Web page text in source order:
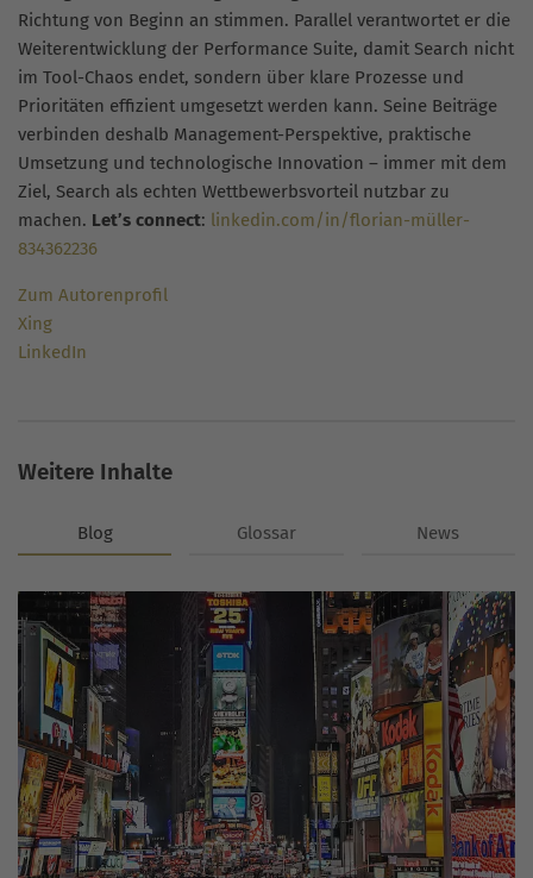
Richtung von Beginn an stimmen. Parallel verantwortet er die
Weiterentwicklung der Performance Suite, damit Search nicht
im Tool-Chaos endet, sondern über klare Prozesse und
Prioritäten effizient umgesetzt werden kann. Seine Beiträge
verbinden deshalb Management-Perspektive, praktische
Umsetzung und technologische Innovation – immer mit dem
Ziel, Search als echten Wettbewerbsvorteil nutzbar zu
machen. Let’s connect: linkedin.com/in/florian-müller-
834362236
Zum Autorenprofil
Xing
LinkedIn
Weitere Inhalte
Blog Glossar News